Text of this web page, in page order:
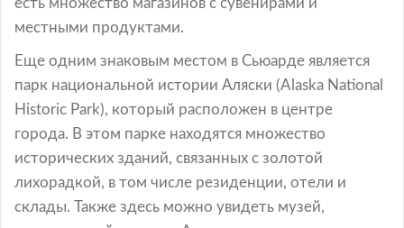
есть множество магазинов с сувенирами и
местными продуктами.
Еще одним знаковым местом в Сьюарде является
парк национальной истории Аляски (Alaska National
Historic Park), который расположен в центре
города. В этом парке находятся множество
исторических зданий, связанных с золотой
лихорадкой, в том числе резиденции, отели и
склады. Также здесь можно увидеть музей,